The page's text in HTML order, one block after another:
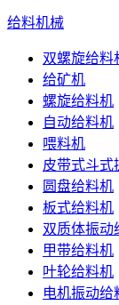
给料机械
双螺旋给料
给矿机
螺旋给料机
自动给料机
喂料机
皮带式斗式
圆盘给料机
板式给料机
双质体振动
甲带给料机
叶轮给料机
电机振动给